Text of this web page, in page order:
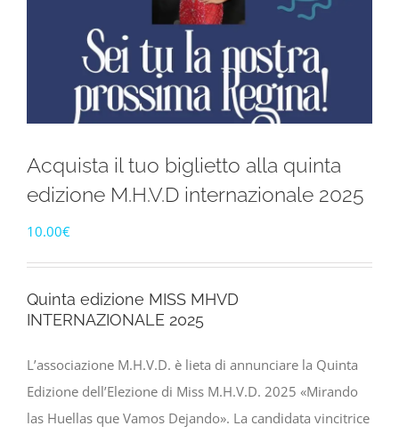
Acquista il tuo biglietto alla quinta
edizione M.H.V.D internazionale 2025
10.00€
Quinta edizione MISS MHVD
INTERNAZIONALE 2025
L’associazione M.H.V.D. è lieta di annunciare la Quinta
Edizione dell’Elezione di Miss M.H.V.D. 2025 «Mirando
las Huellas que Vamos Dejando». La candidata vincitrice